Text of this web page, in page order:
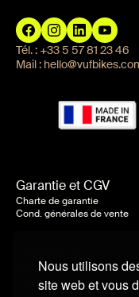
Nous utilisons
site web et vous
Tél. : +33 5 57 81 23 46
Mail :
Garantie et CGV
Charte de garantie
Cond. générales de vente
À propos de nous
Presse